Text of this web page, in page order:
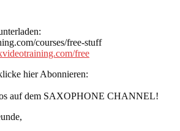
courses/free-stuff
free
hier Abonnieren:
auf dem SAXOPHONE CHANNEL!